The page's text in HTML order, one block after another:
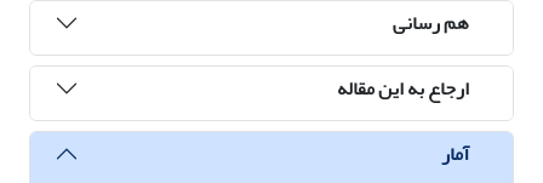
هم رسانی
ارجاع به این مقاله
آمار